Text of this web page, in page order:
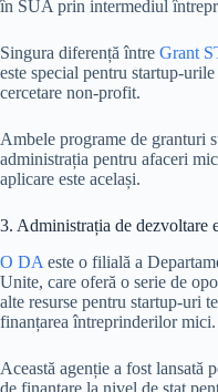
în SUA prin intermediul
Singura diferență între Grant
este special pentru startup-
cercetare non-profit.
Ambele programe de granturi
administrația pentru afaceri
aplicare este același.
3. Administrația de
O DA este o filială a
Unite, care oferă o serie de
alte resurse pentru startup-uri
finanțarea întreprinderilor mici.
Această agenție a fost lansată
de finanțare la nivel de stat